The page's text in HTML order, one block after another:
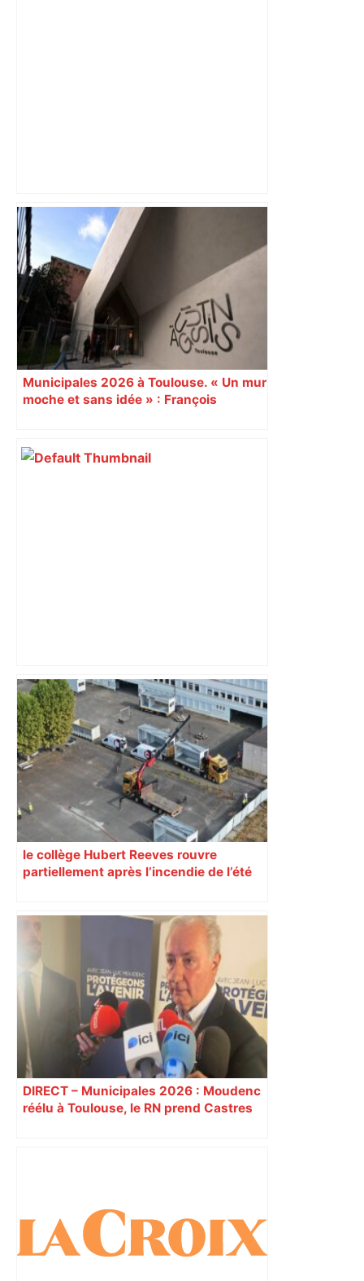
Après la fusion avec la liste PS
Toulouse, le candidat LFI salue "une
dynamique qui nous oblige à la
responsabilité" – Franceinfo
Municipales 2026 à Toulouse. « Un mur
moche et sans idée » : François
Augustins
Alliance PS/LFI à Toulouse : Marc
Sztulman claque la porte – RMC
le collège Hubert Reeves rouvre
partiellement après l’incendie de l’été
DIRECT – Municipales 2026 : Moudenc
réélu à Toulouse, le RN prend Castres